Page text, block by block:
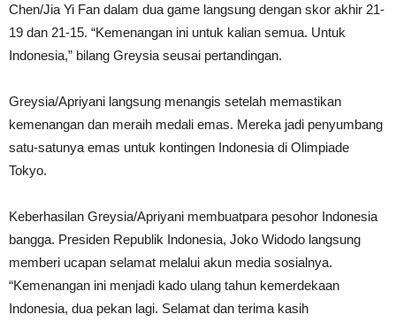
Chen/Jia Yi Fan dalam dua game langsung dengan skor akhir 21-
19 dan 21-15. “Kemenangan ini untuk kalian semua. Untuk
Indonesia,” bilang Greysia seusai pertandingan.
Greysia/Apriyani langsung menangis setelah memastikan
kemenangan dan meraih medali emas. Mereka jadi penyumbang
satu-satunya emas untuk kontingen Indonesia di Olimpiade
Tokyo.
Keberhasilan Greysia/Apriyani membuatpara pesohor Indonesia
bangga. Presiden Republik Indonesia, Joko Widodo langsung
memberi ucapan selamat melalui akun media sosialnya.
“Kemenangan ini menjadi kado ulang tahun kemerdekaan
Indonesia, dua pekan lagi. Selamat dan terima kasih